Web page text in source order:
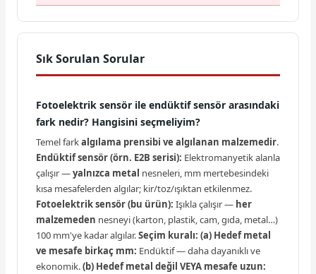
Sık Sorulan Sorular
Fotoelektrik sensör ile endüktif sensör arasındaki
fark nedir? Hangisini seçmeliyim?
Temel farkalgılama prensibi ve algılanan malzemedir.
Endüktif sensör (örn. E2B serisi): Elektromanyetik alanla
çalışır —yalnızca metal nesneleri, mm mertebesindeki
kısa mesafelerden algılar; kir/toz/ışıktan etkilenmez.
Fotoelektrik sensör (bu ürün): Işıkla çalışır — her
malzemeden nesneyi (karton, plastik, cam, gıda, metal…)
100 mm'ye kadar algılar.Seçim kuralı: (a) Hedef metal
ve mesafe birkaç mm: Endüktif — daha dayanıklı ve
ekonomik.(b) Hedef metal değil VEYA mesafe uzun: